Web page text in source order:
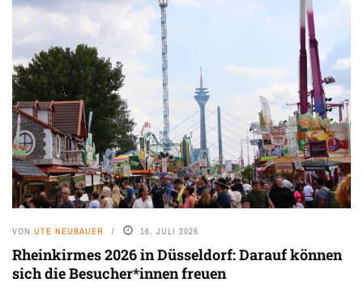
VON UTE NEUBAUER 16. JULI 2026
Rheinkirmes 2026 in Düsseldorf: Darauf können
sich die Besucher*innen freuen